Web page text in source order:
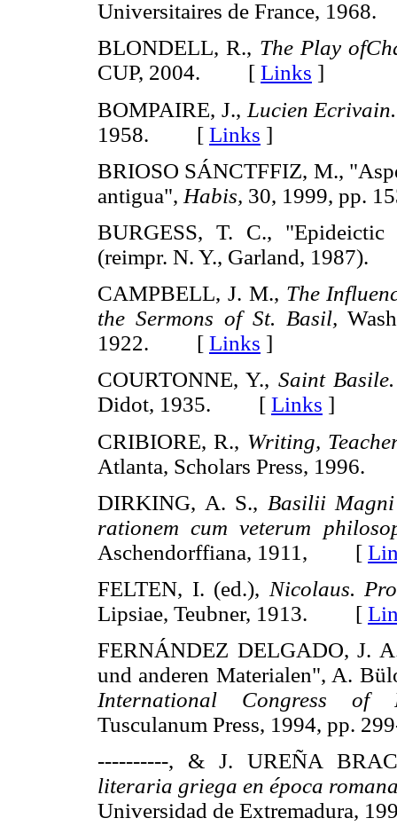
Universitaires de France,
BLONDELL, R., The Play
CUP, 2004. [ Links ]
BOMPAIRE, J., Lucien
1958. [ Links ]
BRIOSO SÁNCTFFIZ, M.,
antigua", Habis, 30, 1999,
BURGESS, T. C.,
(reimpr. N. Y., Garland,
CAMPBELL, J. M., The
the Sermons of St. Basil,
1922. [ Links ]
COURTONNE, Y., Saint
Didot, 1935. [ Links ]
CRIBIORE, R., Writing,
Atlanta, Scholars Press,
DIRKING, A. S., Basilii
rationem cum veterum
Aschendorffiana, 1911, [
FELTEN, I. (ed.), Nicolaus.
Lipsiae, Teubner, 1913. [
FERNÁNDEZ DELGADO, J.
und anderen Materialen", A.
International Congress of
Tusculanum Press, 1994,
----------, & J. UREÑA
literaria griega en época
Universidad de